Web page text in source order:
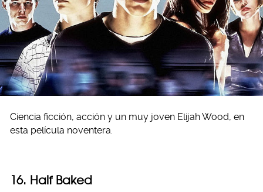
Ciencia ficción, acción y un muy joven Elijah Wood, en
esta película noventera.
16. Half Baked